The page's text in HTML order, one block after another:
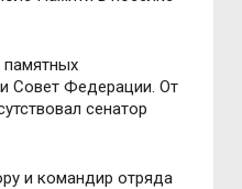
памятных
Совет Федерации. От
сенатор
и командир отряда